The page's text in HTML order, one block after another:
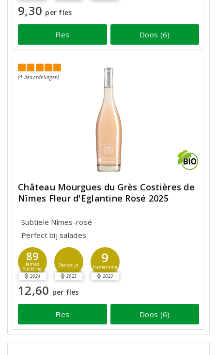
9,30 per fles
Fles Doos (6)
(4 beoordelingen)
Château Mourgues du Grès Costières de
Nîmes Fleur d'Eglantine Rosé 2025
Subtiele Nîmes-rosé
Perfect bij salades
89
James
Suckling
2024
Perswijn
2023
9
Hamersma
2023
12,60 per fles
Fles Doos (6)